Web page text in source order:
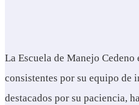
La Escuela de Manejo
consistentes por su equipo de
destacados por su paciencia,